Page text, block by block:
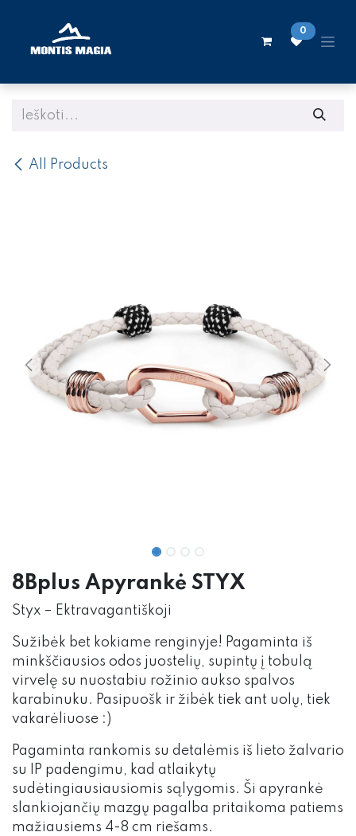
0
All Products
8Bplus Apyrankė STYX
Styx – Ektravagantiškoji
Sužibėk bet kokiame renginyje! Pagaminta iš
minkščiausios odos juostelių, supintų į tobulą
virvelę su nuostabiu rožinio aukso spalvos
karabinuku. Pasipuošk ir žibėk tiek ant uolų, tiek
vakarėliuose :)
Pagaminta rankomis su detalėmis iš lieto žalvario
su IP padengimu, kad atlaikytų
sudėtingiausiausiomis sąlygomis. Ši apyrankė
slankiojančių mazgų pagalba pritaikoma patiems
mažiausiems 4-8 cm riešams.